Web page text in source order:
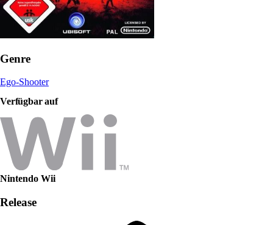
Genre
Ego-Shooter
Verfügbar auf
Nintendo Wii
Release